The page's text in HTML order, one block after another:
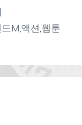
M 액션 웹툰